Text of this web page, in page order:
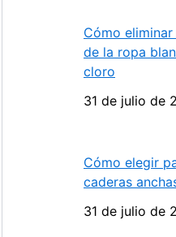
Cómo
de la ropa
cloro
31 de julio de
Cómo elegir
caderas
31 de julio de